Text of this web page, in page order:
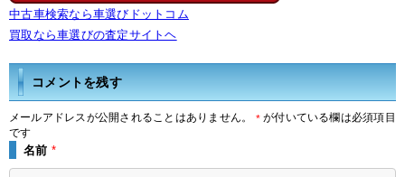
中古車検索なら車選びドットコム
買取なら車選びの査定サイトヘ
コメントを残す
メールアドレスが公開されることはありません。 *が付いている欄は必須項目
です
名前 *